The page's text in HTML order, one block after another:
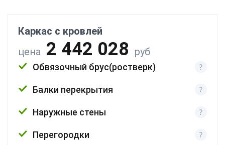
Каркас с кровлей
цена 2 442 028 руб
Обвязочный брус(ростверк)
Балки перекрытия
Наружные стены
Перегородки